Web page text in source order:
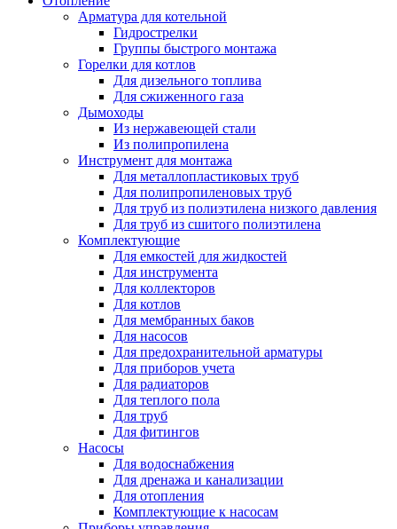
Арматура для котельной
Гидрострелки
Группы быстрого монтажа
Горелки для котлов
Для дизельного топлива
Для сжиженного газа
Дымоходы
Из нержавеющей стали
Из полипропилена
Инструмент для монтажа
Для металлопластиковых труб
Для полипропиленовых труб
Для труб из полиэтилена низкого давления
Для труб из сшитого полиэтилена
Комплектующие
Для емкостей для жидкостей
Для инструмента
Для коллекторов
Для котлов
Для мембранных баков
Для насосов
Для предохранительной арматуры
Для приборов учета
Для радиаторов
Для теплого пола
Для труб
Для фитингов
Насосы
Для водоснабжения
Для дренажа и канализации
Для отопления
Комплектующие к насосам